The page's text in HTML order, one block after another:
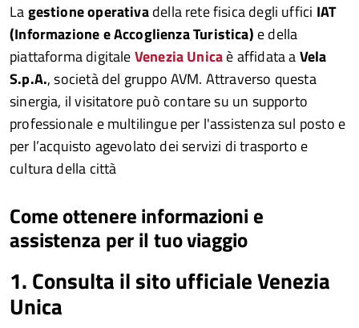
Lagestione operativadella rete fisica degli uffici IAT
(Informazione e Accoglienza Turistica) e della
piattaforma digitaleVenezia Unicaè affidata aVela
S.p.A., società del gruppo AVM. Attraverso questa
sinergia, il visitatore può contare su un supporto
professionale e multilingue per l'assistenza sul posto e
per l’acquisto agevolato dei servizi di trasporto e
cultura della città
Come ottenere informazioni e
assistenza per il tuo viaggio
1. Consulta il sito ufficiale Venezia
Unica